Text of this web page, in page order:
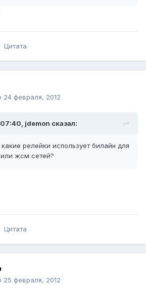
Цитата
24 февраля, 2012
jdemon сказал:
релейки использует билайн для
жсм сетей?
Цитата
25 февраля, 2012